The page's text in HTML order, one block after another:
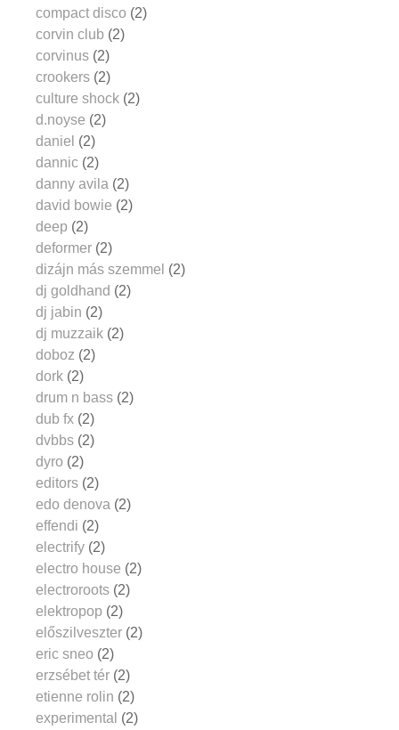
compact disco (2)
corvin club (2)
corvinus (2)
crookers (2)
culture shock (2)
d.noyse (2)
daniel (2)
dannic (2)
danny avila (2)
david bowie (2)
deep (2)
deformer (2)
dizájn más szemmel (2)
dj goldhand (2)
dj jabin (2)
dj muzzaik (2)
doboz (2)
dork (2)
drum n bass (2)
dub fx (2)
dvbbs (2)
dyro (2)
editors (2)
edo denova (2)
effendi (2)
electrify (2)
electro house (2)
electroroots (2)
elektropop (2)
előszilveszter (2)
eric sneo (2)
erzsébet tér (2)
etienne rolin (2)
experimental (2)